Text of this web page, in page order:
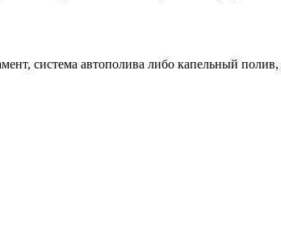
система автополива либо капельный